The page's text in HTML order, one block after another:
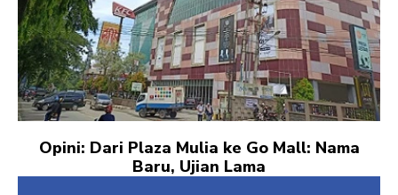
Opini: Dari Plaza Mulia ke Go Mall: Nama
Baru, Ujian Lama